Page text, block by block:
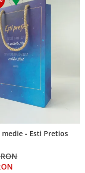
medie - Esti Pretios